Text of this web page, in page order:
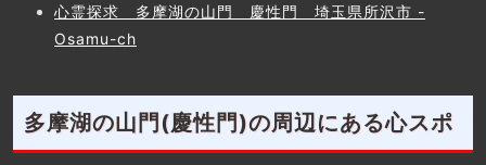
心霊探求 多摩湖の山門 慶性門 埼玉県所沢市 -
Osamu-ch
多摩湖の山門(慶性門)の周辺にある心スポ